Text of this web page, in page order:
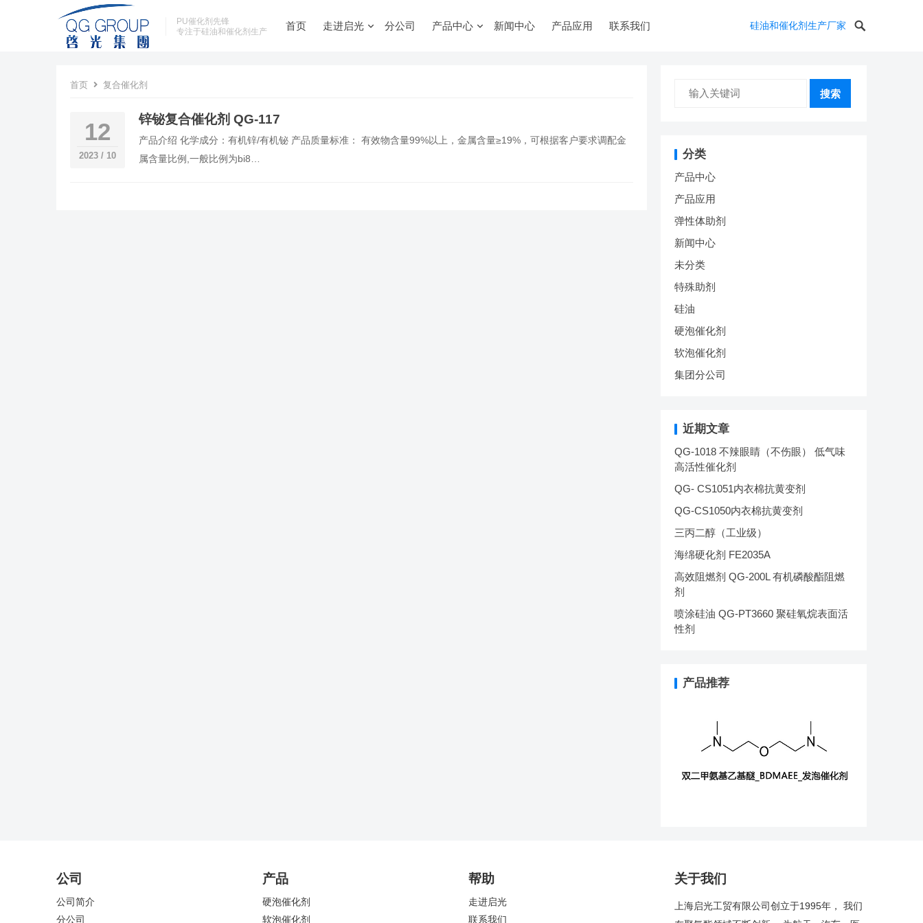
PU催化剂先锋
专注于硅油和催化剂生产
首页 走进启光 分公司 产品中心 新闻中心 产品应用 联系我们 硅油和催化剂生产厂家
首页 复合催化剂
12
2023 / 10
锌铋复合催化剂 QG-117
产品介绍 化学成分：有机锌/有机铋 产品质量标准： 有效物含量99%以上，金属含量≥19%，可根据客户要求调配金
属含量比例,一般比例为bi8…
搜索
分类
产品中心
产品应用
弹性体助剂
新闻中心
未分类
特殊助剂
硅油
硬泡催化剂
软泡催化剂
集团分公司
近期文章
QG-1018 不辣眼睛（不伤眼） 低气味
高活性催化剂
QG- CS1051内衣棉抗黄变剂
QG-CS1050内衣棉抗黄变剂
三丙二醇（工业级）
海绵硬化剂 FE2035A
高效阻燃剂 QG-200L 有机磷酸酯阻燃
剂
喷涂硅油 QG-PT3660 聚硅氧烷表面活
性剂
产品推荐
公司
公司简介
分公司
产品
硬泡催化剂
软泡催化剂
帮助
走进启光
联系我们
关于我们
上海启光工贸有限公司创立于1995年， 我们